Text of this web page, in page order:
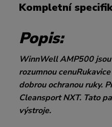
Kompletní
Popis:
WinnWell AMP500
rozumnou
dobrou ochranou ruky.
Cleansport NXT. Tato
výstroje.